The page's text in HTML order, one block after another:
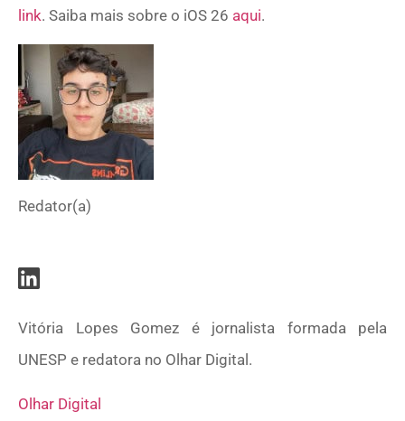
link. Saiba mais sobre o iOS 26 aqui.
Redator(a)
Vitória Lopes Gomez é jornalista formada pela
UNESP e redatora no Olhar Digital.
Olhar Digital